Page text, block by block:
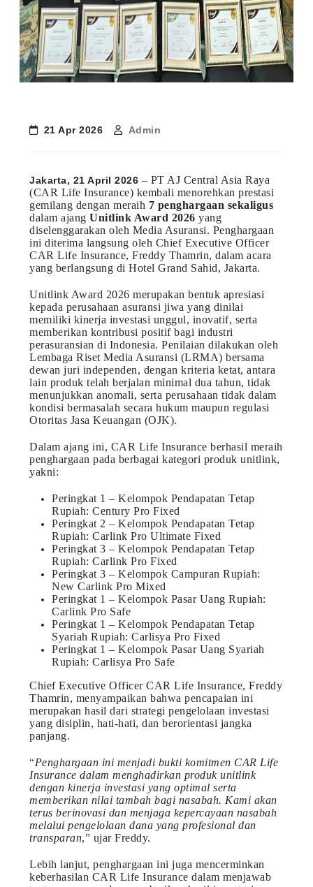
21 Apr 2026 Admin
Jakarta, 21 April 2026 – PT AJ Central Asia Raya
(CAR Life Insurance) kembali menorehkan prestasi
gemilang dengan meraih 7 penghargaan sekaligus
dalam ajangUnitlink Award 2026 yang
diselenggarakan oleh Media Asuransi. Penghargaan
ini diterima langsung oleh Chief Executive Officer
CAR Life Insurance, Freddy Thamrin, dalam acara
yang berlangsung di Hotel Grand Sahid, Jakarta.
Unitlink Award 2026 merupakan bentuk apresiasi
kepada perusahaan asuransi jiwa yang dinilai
memiliki kinerja investasi unggul, inovatif, serta
memberikan kontribusi positif bagi industri
perasuransian di Indonesia. Penilaian dilakukan oleh
Lembaga Riset Media Asuransi (LRMA) bersama
dewan juri independen, dengan kriteria ketat, antara
lain produk telah berjalan minimal dua tahun, tidak
menunjukkan anomali, serta perusahaan tidak dalam
kondisi bermasalah secara hukum maupun regulasi
Otoritas Jasa Keuangan (OJK).
Dalam ajang ini, CAR Life Insurance berhasil meraih
penghargaan pada berbagai kategori produk unitlink,
yakni:
Peringkat 1 – Kelompok Pendapatan Tetap
Rupiah: Century Pro Fixed
Peringkat 2 – Kelompok Pendapatan Tetap
Rupiah: Carlink Pro Ultimate Fixed
Peringkat 3 – Kelompok Pendapatan Tetap
Rupiah: Carlink Pro Fixed
Peringkat 3 – Kelompok Campuran Rupiah:
New Carlink Pro Mixed
Peringkat 1 – Kelompok Pasar Uang Rupiah:
Carlink Pro Safe
Peringkat 1 – Kelompok Pendapatan Tetap
Syariah Rupiah: Carlisya Pro Fixed
Peringkat 1 – Kelompok Pasar Uang Syariah
Rupiah: Carlisya Pro Safe
Chief Executive Officer CAR Life Insurance, Freddy
Thamrin, menyampaikan bahwa pencapaian ini
merupakan hasil dari strategi pengelolaan investasi
yang disiplin, hati-hati, dan berorientasi jangka
panjang.
“Penghargaan ini menjadi bukti komitmen CAR Life
Insurance dalam menghadirkan produk unitlink
dengan kinerja investasi yang optimal serta
memberikan nilai tambah bagi nasabah. Kami akan
terus berinovasi dan menjaga kepercayaan nasabah
melalui pengelolaan dana yang profesional dan
transparan,” ujar Freddy.
Lebih lanjut, penghargaan ini juga mencerminkan
keberhasilan CAR Life Insurance dalam menjawab